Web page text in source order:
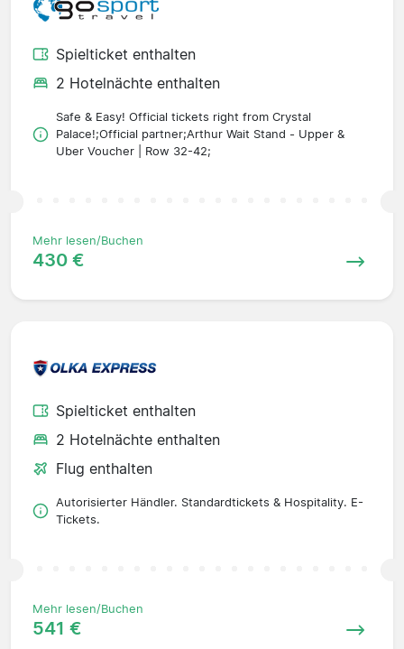
Spielticket enthalten
2 Hotelnächte enthalten
Safe & Easy! Official tickets right from Crystal
Palace!;Official partner;Arthur Wait Stand - Upper &
Uber Voucher | Row 32-42;
Mehr lesen/Buchen
430 €
Spielticket enthalten
2 Hotelnächte enthalten
Flug enthalten
Autorisierter Händler. Standardtickets & Hospitality. E-
Tickets.
Mehr lesen/Buchen
541 €